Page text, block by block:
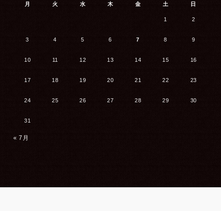
月 火 水 木 金 土 日
1 2
3 4 5 6 7 8 9
10 11 12 13 14 15 16
17 18 19 20 21 22 23
24 25 26 27 28 29 30
31
« 7月